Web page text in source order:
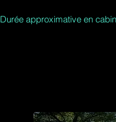
Durée approximative en